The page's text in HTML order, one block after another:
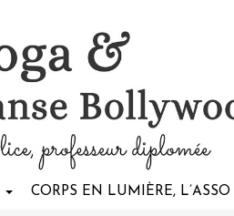
CORPS EN LUMIÈRE, L’ASSO